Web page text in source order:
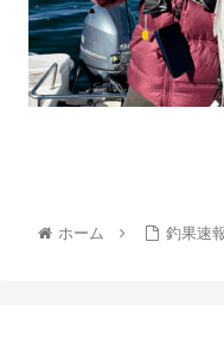
ホーム 釣果速